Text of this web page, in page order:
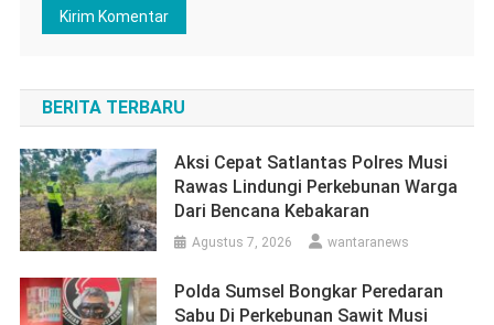
BERITA TERBARU
Aksi Cepat Satlantas Polres Musi
Rawas Lindungi Perkebunan Warga
Dari Bencana Kebakaran
Agustus 7, 2026 wantaranews
Polda Sumsel Bongkar Peredaran
Sabu Di Perkebunan Sawit Musi